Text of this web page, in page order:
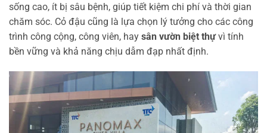
sống cao, ít bị sâu bệnh, giúp tiết kiệm chi phí và thời gian
chăm sóc. Cỏ đậu cũng là lựa chọn lý tưởng cho các công
trình công cộng, công viên, hay sân vườn biệt thựvì tính
bền vững và khả năng chịu dẫm đạp nhất định.